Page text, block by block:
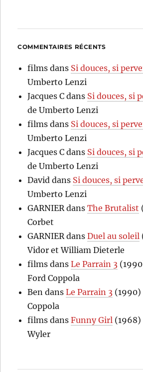
COMMENTAIRES RÉCENTS
films dans Si douces, si
Umberto Lenzi
Jacques C dans Si douces, si
de Umberto Lenzi
films dans Si douces, si
Umberto Lenzi
Jacques C dans Si douces, si
de Umberto Lenzi
David dans Si douces, si
Umberto Lenzi
GARNIER dansThe Brutalist
Corbet
GARNIER dansDuel au soleil
Vidor et William Dieterle
films dansLe Parrain 3
Ford Coppola
Ben dansLe Parrain 3 (1990)
Coppola
films dansFunny Girl (1968)
Wyler